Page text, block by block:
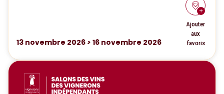
13 novembre 2026 > 16 novembre 2026
Ajouter
aux
favoris